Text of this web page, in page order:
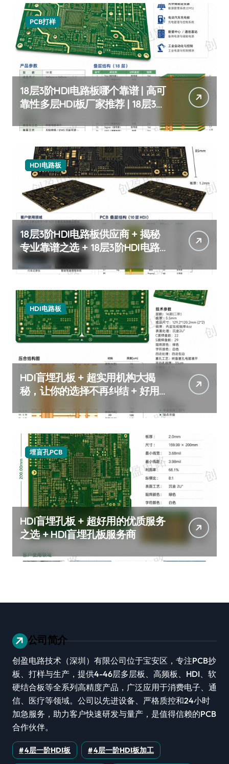
PCB打样
18层3阶HDI电路板哪个靠谱 | 高可
靠性多层HDI板厂家推荐 | 18层3阶
HDI电路板
18层3阶HDI电路板供应商 + 揭秘
专业靠谱之选 + 18层3阶HDI电路
板
HDI电路板
HDI盲埋孔板 + 超实用机构大揭
秘，让你的选择不再纠结 + 好用
埋盲孔PCB
HDI盲埋孔板 + 超好用的优质服务
之选 + HDI盲埋孔板服务商
公司简介
创盈电路技术（深圳）有限公司位于宝安区，专注PCB抄
板、打样与生产，提供4-46层多层板、高频板、HDI、软
硬结合板等全系列高精度产品，广泛应用于消费电子、通
信、医疗等领域。公司以先进设备、严格质控和24小时
加急服务，助力客户快速研发与量产，是值得信赖的PCB
合作伙伴。
4层一阶HDI板 4层一阶HDI板加工